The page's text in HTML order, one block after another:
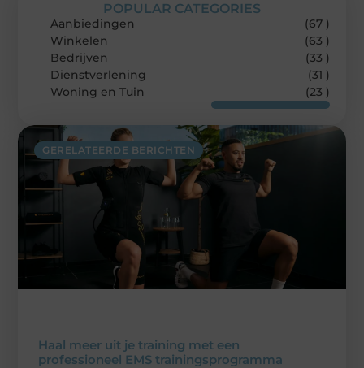
GERELATEERDE BERICHTEN
Haal meer uit je training met een
professioneel EMS trainingsprogramma
POPULAR CATEGORIES
Aanbiedingen
(67 )
Winkelen
(63 )
Bedrijven
(33 )
Dienstverlening
(31 )
Woning en Tuin
(23 )